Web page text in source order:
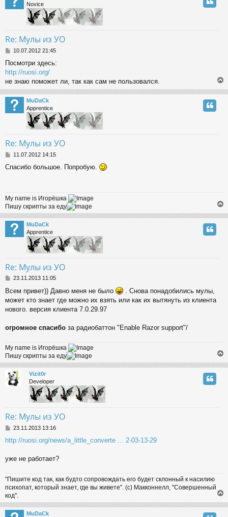
Novice
Re: Мулы из УО
P
s
t
10.07.2012 21:45
Посмотри здесь:
http://ruosi.org/
не знаю поможет ли, так как сам не пользовался.
o
p
MuDaCk
Apprentice
Re: Мулы из УО
P
s
11.07.2012 14:15
Спасибо большое. Попробую.
My name is Игорёшка
Пишу скрипты за еду
o
p
MuDaCk
Apprentice
Re: Мулы из УО
P
s
t
23.11.2013 11:05
Всем привет)) Давно меня не было
. Снова понадобились мулы,
может кто знает где можно их взять или как их вытянуть из клиента
нового. версия клиента 7.0.29.97
огромное спасибо за радиобаттон "Enable Razor support"/
My name is Игорёшка
Пишу скрипты за еду
o
p
Vizit0r
Developer
Re: Мулы из УО
P
s
23.11.2013 13:16
http://ruosi.org/news/a_little_converte ... 2-03-13-29
уже не работает?
"Пишите код так, как будто сопровождать его будет склонный к насилию
психопат, который знает, где вы живете". (с) Макконнелл, "Совершенный
код".
o
p
MuDaCk